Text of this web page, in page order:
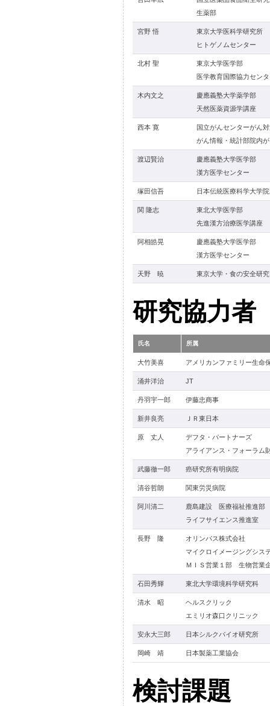
生薬部
宮野 悟
東京大学医科学研究所
ヒトゲノムセンター
北村 聖
東京大学医学部
医学教育国際協力セン
木内文之
慶應義塾大学薬学部
天然医薬資源学講座
西本 寛
国立がんセンターがん
がん情報・統計部院内
渡辺賢治
慶應義塾大学医学部
漢方医学センター
塚田信吾 日本伝統医療科学大学
関 隆志
東北大学医学部
先進漢方治療医学講座
阿相皓晃
慶應義塾大学医学部
漢方医学センター
天野 暁 東京大学・食の安全研
研究協力者
氏名 所属
大竹美喜 アメリカンファミリー生命
涌井洋治 JT
丹羽宇一郎 伊藤忠商事
新井良亮 ＪＲ東日本
原 丈人
デフタ・パートナーズ
アライアンス・フォーラム
武藤徹一郎 癌研究所有明病院
清谷哲朗 関東労災病院
阿川清二
鹿島建設 医療福祉推進部
ライフサイエンス推進室
長野 隆
オリンパス株式会社
マイクロイメージングシス
ＭＩＳ営業１部 生物営業
石田秀輝 東北大学環境科学研究科
清水 昭
ヘルスクリック
エミリオ森口クリニック
安永大三郎 日本シルクバイオ研究所
岡崎 靖 日本製薬工業協会
検討課題